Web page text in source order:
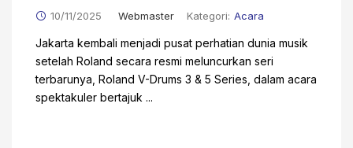
10/11/2025 Webmaster Kategori: Acara
Jakarta kembali menjadi pusat perhatian dunia musik
setelah Roland secara resmi meluncurkan seri
terbarunya, Roland V-Drums 3 & 5 Series, dalam acara
spektakuler bertajuk ...